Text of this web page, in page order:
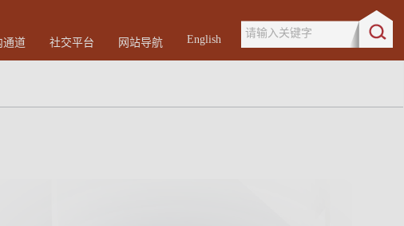
通道 社交平台 网站导航 English
请输入关键字